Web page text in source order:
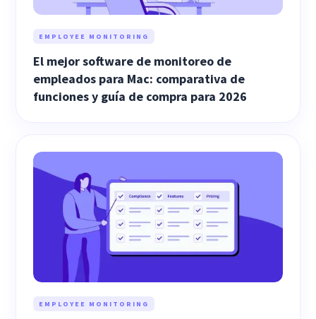
EMPLOYEE MONITORING
El mejor software de monitoreo de
empleados para Mac: comparativa de
funciones y guía de compra para 2026
EMPLOYEE MONITORING